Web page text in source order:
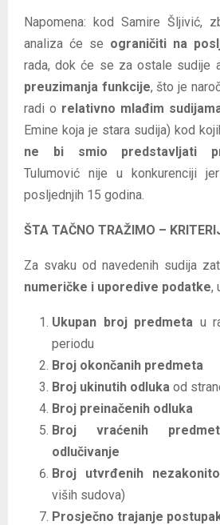
Napomena: kod Samire Šljivić,
analiza će se ograničiti na
rada, dok će se za ostale sudije
preuzimanja funkcije, što je
radi o relativno mlađim
Emine koja je stara sudija) kod
ne bi smio predstavljati
Tulumović nije u konkurenciji
posljednjih 15 godina.
ŠTA TAČNO TRAŽIMO –
Za svaku od navedenih sudija
numeričke i uporedive podatke,
Ukupan broj predmeta u
periodu
Broj okončanih predmeta
Broj ukinutih odluka od
Broj preinačenih odluka
Broj vraćenih
odlučivanje
Broj utvrđenih
viših sudova)
Prosječno trajanje